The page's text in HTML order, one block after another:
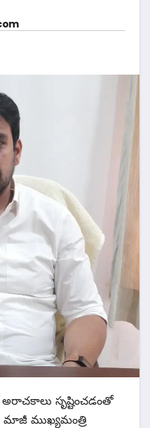
సృష్టించడంతో
మాజీ ముఖ్యమంత్రి